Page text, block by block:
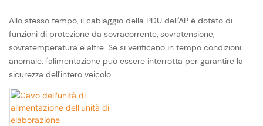
Allo stesso tempo, il cablaggio della PDU dell'AP è dotato di
funzioni di protezione da sovracorrente, sovratensione,
sovratemperatura e altre. Se si verificano in tempo condizioni
anomale, l'alimentazione può essere interrotta per garantire la
sicurezza dell'intero veicolo.